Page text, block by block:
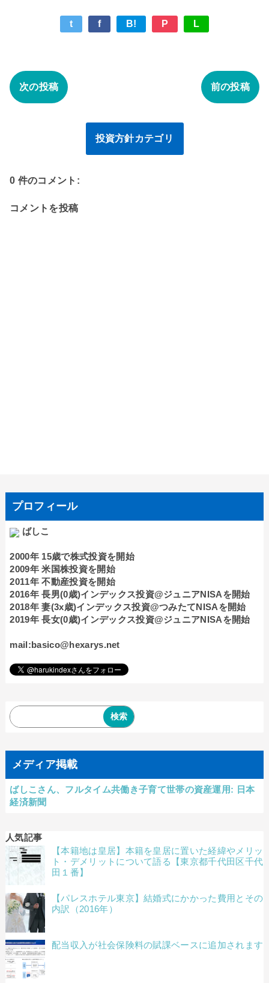
t f B! P L
次の投稿 前の投稿
投資方針カテゴリ
0 件のコメント:
コメントを投稿
プロフィール
ばしこ
2000年 15歳で株式投資を開始
2009年 米国株投資を開始
2011年 不動産投資を開始
2016年 長男(0歳)インデックス投資@ジュニアNISAを開始
2018年 妻(3x歳)インデックス投資@つみたてNISAを開始
2019年 長女(0歳)インデックス投資@ジュニアNISAを開始
mail:basico@hexarys.net
メディア掲載
ばしこさん、フルタイム共働き子育て世帯の資産運用: 日本
経済新聞
人気記事
【本籍地は皇居】本籍を皇居に置いた経緯やメリッ
ト・デメリットについて語る【東京都千代田区千代
田１番】
【パレスホテル東京】結婚式にかかった費用とその
内訳（2016年）
配当収入が社会保険料の賦課ベースに追加されます